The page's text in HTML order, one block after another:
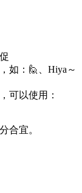
如：🙋、Hiya～
可以使用：
合宜。